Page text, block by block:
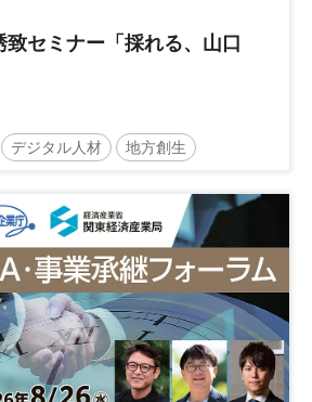
セミナー「採れる、山口
デジタル人材 地方創生
体